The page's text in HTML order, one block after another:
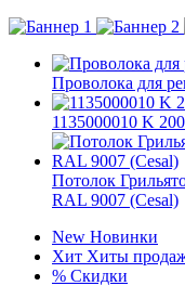
Проволока для
1135000010 K
Потолок
RAL 9007 (Cesal)
New Новинки
Хит Хиты
% Скидки